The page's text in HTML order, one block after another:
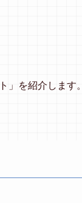
」を紹介します。